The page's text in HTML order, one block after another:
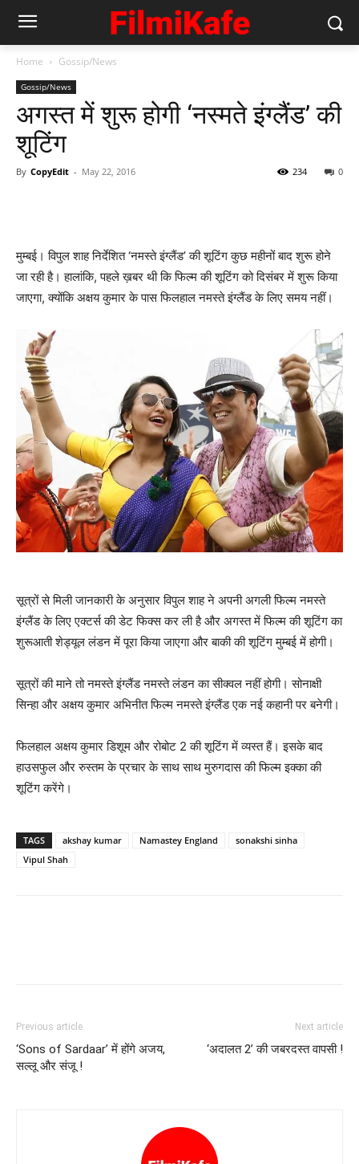
Home Gossip/News
Gossip/News
अगस्‍त में शुरू होगी ‘नस्‍मते इंग्‍लैंड’ की
शूटिंग
By CopyEdit - May 22, 2016 0
234
मुम्‍बई। विपुल शाह निर्देशित ‘नमस्‍ते इंग्‍लैंड’ की शूटिंग कुछ महीनों बाद शुरू होने
जा रही है। हालांकि, पहले ख़बर थी कि फिल्‍म की शूटिंग को दिसंबर में शुरू किया
जाएगा, क्‍योंकि अक्षय कुमार के पास फिलहाल नमस्‍ते इंग्‍लैंड के लिए समय नहीं।
सूत्रों से मिली जानकारी के अनुसार विपुल शाह ने अपनी अगली फिल्‍म नमस्‍ते
इंग्‍लैंड के लिए एक्‍टर्स की डेट फिक्‍स कर ली है और अगस्‍त में फिल्‍म की शूटिंग का
शुरूआती शेड्यूल लंडन में पूरा किया जाएगा और बाकी की शूटिंग मुम्‍बई में होगी।
सूत्रों की माने तो नमस्‍ते इंग्‍लैंड नमस्‍ते लंडन का सीक्‍वल नहीं होगी। सोनाक्षी
सिन्‍हा और अक्षय कुमार अभिनीत फिल्‍म नमस्‍ते इंग्‍लैंड एक नई कहानी पर बनेगी।
फिलहाल अक्षय कुमार डिशूम और रोबोट 2 की शूटिंग में व्‍यस्‍त हैं। इसके बाद
हाउसफुल और रुस्‍तम के प्रचार के साथ साथ मुरुगदास की फिल्‍म इक्‍का की
शूटिंग करेंगे।
TAGS akshay kumar Namastey England
sonakshi sinha
Vipul Shah
Previous article
‘Sons of Sardaar’ में होंगे अजय,
सल्‍लू और संजू !
Next article
‘अदालत 2’ की जबरदस्‍त वापसी !